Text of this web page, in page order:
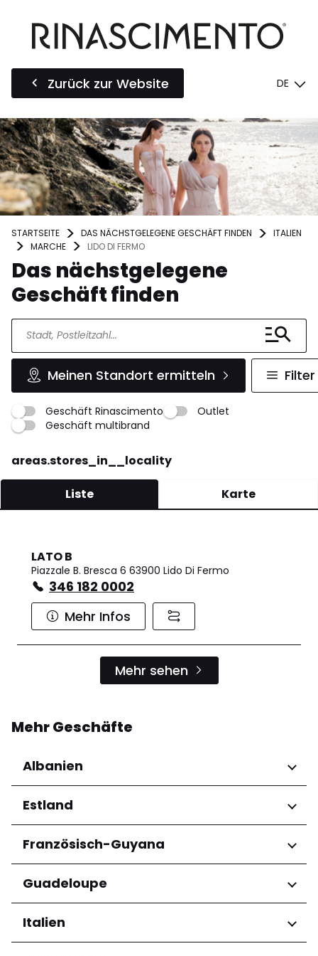
Zurück zur Website DE
STARTSEITE DAS NÄCHSTGELEGENE GESCHÄFT FINDEN
ITALIEN
MARCHE
LIDO DI FERMO
Das nächstgelegene
Geschäft finden
Meinen Standort ermitteln Filter
Geschäft Rinascimento
Outlet
Geschäft multibrand
areas.stores_in__locality
Liste Karte
LATO B
Piazzale B. Bresca 6 63900 Lido Di Fermo
346 182 0002
Mehr Infos
Mehr sehen
Mehr Geschäfte
Albanien
Regionen
Qarku i Tiranës
Estland
Regionen
Harju maakond
Tartu maakond
Französisch-Guyana
Regionen
Arrondissement de Cayenne
Guadeloupe
Regionen
Grande-Terre
Italien